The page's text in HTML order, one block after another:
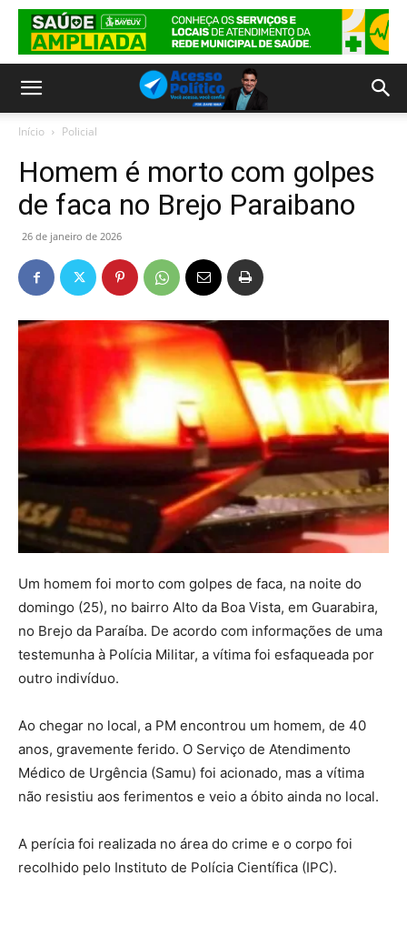
Início Policial
Homem é morto com golpes
de faca no Brejo Paraibano
26 de janeiro de 2026
Um homem foi morto com golpes de faca, na noite do
domingo (25), no bairro Alto da Boa Vista, em Guarabira,
no Brejo da Paraíba. De acordo com informações de uma
testemunha à Polícia Militar, a vítima foi esfaqueada por
outro indivíduo.
Ao chegar no local, a PM encontrou um homem, de 40
anos, gravemente ferido. O Serviço de Atendimento
Médico de Urgência (Samu) foi acionado, mas a vítima
não resistiu aos ferimentos e veio a óbito ainda no local.
A perícia foi realizada no área do crime e o corpo foi
recolhido pelo Instituto de Polícia Científica (IPC).